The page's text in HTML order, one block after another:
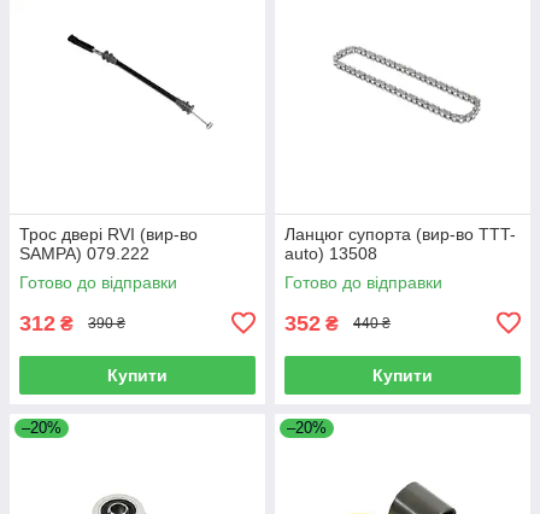
Трос двері RVI (вир-во
SAMPA) 079.222
Готово до відправки
312 ₴ 390 ₴
Купити
Ланцюг супорта (вир-во TTT-
auto) 13508
Готово до відправки
352 ₴ 440 ₴
Купити
–20% –20%